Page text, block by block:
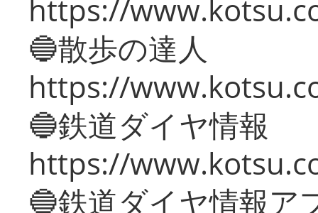
https://
🔵散歩の達人
https://
🔵鉄道ダイヤ情報
https://
🔵鉄道ダイヤ情報ア